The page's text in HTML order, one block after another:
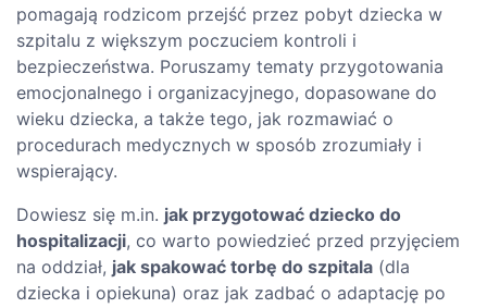
pomagają rodzicom przejść przez pobyt dziecka w
szpitalu z większym poczuciem kontroli i
bezpieczeństwa. Poruszamy tematy przygotowania
emocjonalnego i organizacyjnego, dopasowane do
wieku dziecka, a także tego, jak rozmawiać o
procedurach medycznych w sposób zrozumiały i
wspierający.
Dowiesz się m.in. jak przygotować dziecko do
hospitalizacji, co warto powiedzieć przed przyjęciem
na oddział, jak spakować torbę do szpitala (dla
dziecka i opiekuna) oraz jak zadbać o adaptację po